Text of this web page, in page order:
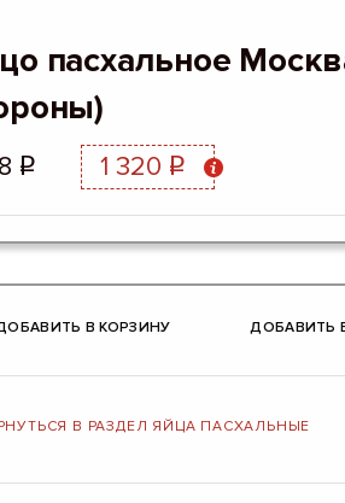
пасхальное
q 1 320 q
В КОРЗИНУ ДОБАВИТЬ
В РАЗДЕЛ ЯЙЦА ПАСХАЛЬНЫЕ